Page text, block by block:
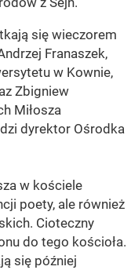
się wieczorem
Franaszek,
w Kownie,
Zbigniew
Miłosza
dyrektor Ośrodka
w kościele
poety, ale również
Cioteczny
do tego kościoła.
się później